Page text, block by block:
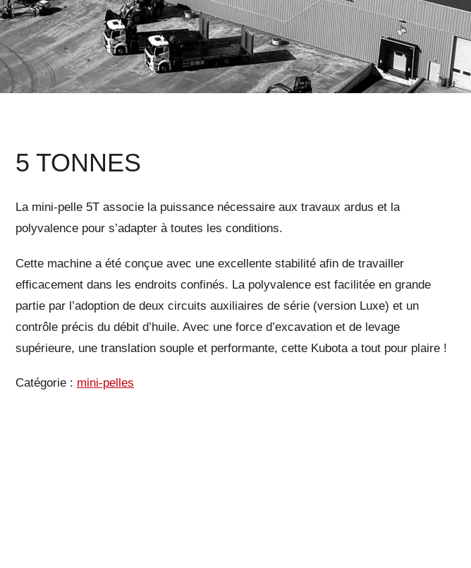
5 TONNES
La mini-pelle 5T associe la puissance nécessaire aux travaux ardus et la
polyvalence pour s’adapter à toutes les conditions.
Cette machine a été conçue avec une excellente stabilité afin de travailler
efficacement dans les endroits confinés. La polyvalence est facilitée en grande
partie par l’adoption de deux circuits auxiliaires de série (version Luxe) et un
contrôle précis du débit d’huile. Avec une force d’excavation et de levage
supérieure, une translation souple et performante, cette Kubota a tout pour plaire !
Catégorie : mini-pelles